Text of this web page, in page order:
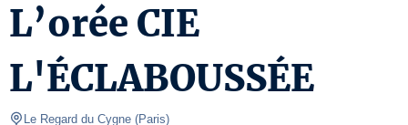
L’orée CIE
L'ÉCLABOUSSÉE
Le Regard du Cygne (Paris)